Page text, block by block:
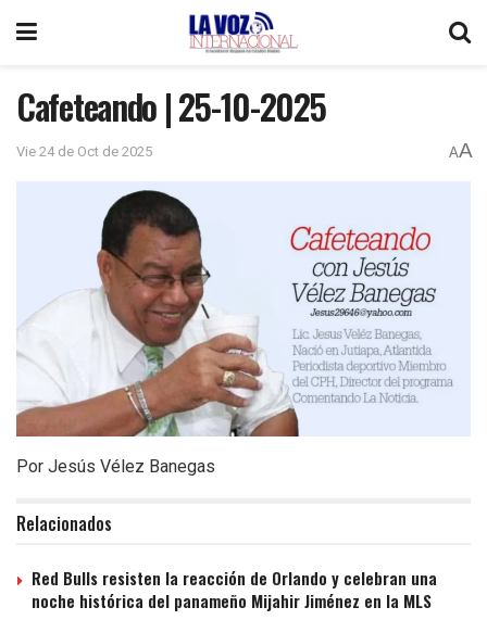
Cafeteando | 25-10-2025
Vie 24 de Oct de 2025 AA
Por Jesús Vélez Banegas
Relacionados
Red Bulls resisten la reacción de Orlando y celebran una
noche histórica del panameño Mijahir Jiménez en la MLS